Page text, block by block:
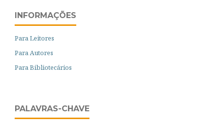
INFORMAÇÕES
Para Leitores
Para Autores
Para Bibliotecários
PALAVRAS-CHAVE